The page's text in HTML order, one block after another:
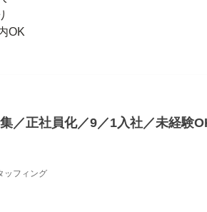
OK
／正社員化／9／1入社／未経験
ッフィング